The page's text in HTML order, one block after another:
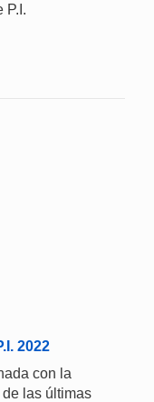
P.I.
2022
con la
las últimas